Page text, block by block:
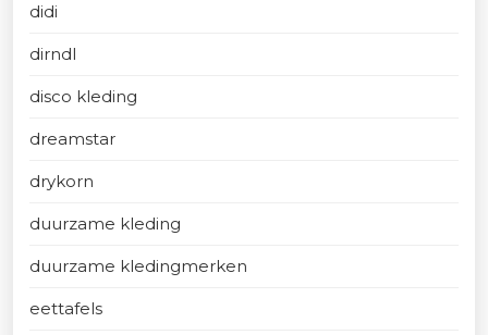
didi
dirndl
disco kleding
dreamstar
drykorn
duurzame kleding
duurzame kledingmerken
eettafels